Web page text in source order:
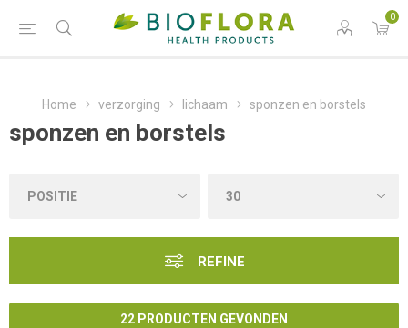
0
Home verzorging lichaam sponzen en borstels
sponzen en borstels
REFINE
22 PRODUCTEN GEVONDEN